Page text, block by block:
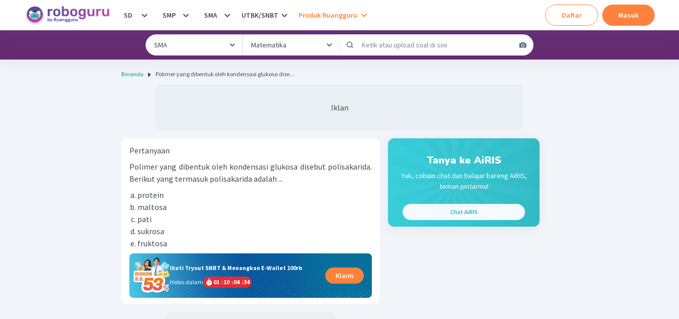
SD SMP SMA UTBK/SNBT Produk Ruangguru Daftar Masuk
Beranda Polimer yang dibentuk oleh kondensasi glukosa dise...
Iklan
Pertanyaan
Polimer yang dibentuk oleh kondensasi glukosa disebut polisakarida.
Berikut yang termasuk polisakarida adalah ...
protein
maltosa
pati
sukrosa
fruktosa
Ikuti Tryout SNBT & Menangkan E-Wallet 100rb
Habis dalam
01 :10 :04 :34
Klaim
Tanya ke AiRIS
Yuk, cobain chat dan belajar bareng AiRIS,
teman pintarmu!
Chat AiRIS